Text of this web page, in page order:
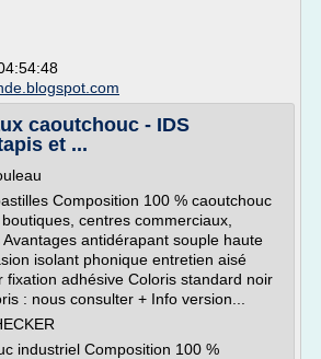
caoutchouc - IDS
et ...
Composition 100 % caoutchouc
centres commerciaux,
antidérapant souple haute
isolant phonique entretien aisé
fixation adhésive Coloris standard noir
: nous consulter + Info version...
industriel Composition 100 %